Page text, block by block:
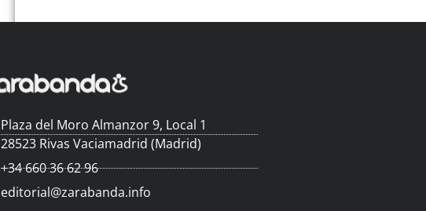
Plaza del Moro Almanzor 9, Local 1
28523 Rivas Vaciamadrid (Madrid)
+34 660 36 62 96
editorial@zarabanda.info